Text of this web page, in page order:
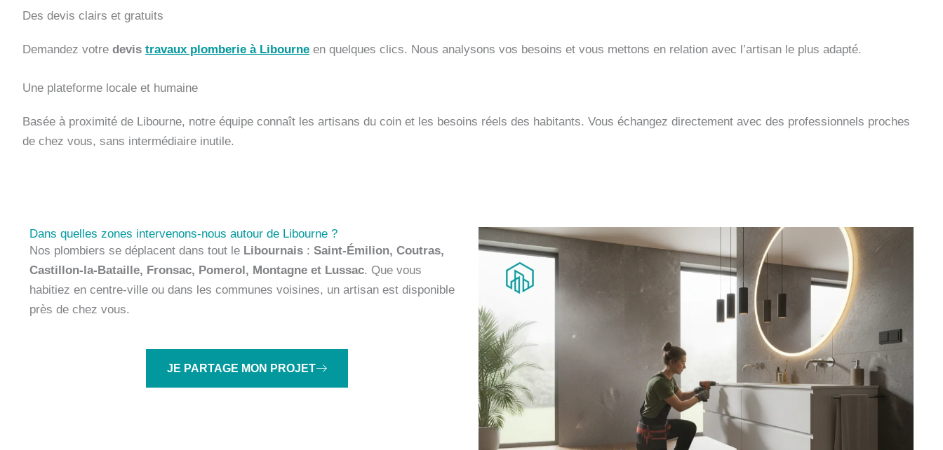
Des devis clairs et gratuits
Demandez votre devis travaux plomberie à Libourne en quelques clics. Nous analysons vos besoins et vous mettons en relation avec l’artisan le plus adapté.
Une plateforme locale et humaine
Basée à proximité de Libourne, notre équipe connaît les artisans du coin et les besoins réels des habitants. Vous échangez directement avec des professionnels proches
de chez vous, sans intermédiaire inutile.
Dans quelles zones intervenons-nous autour de Libourne ?
Nos plombiers se déplacent dans tout le Libournais : Saint-Émilion, Coutras,
Castillon-la-Bataille, Fronsac, Pomerol, Montagne et Lussac. Que vous
habitiez en centre-ville ou dans les communes voisines, un artisan est disponible
près de chez vous.
JE PARTAGE MON PROJET